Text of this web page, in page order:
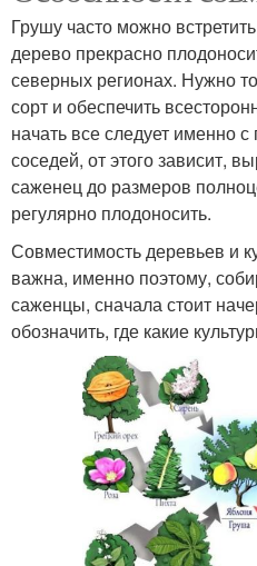
Грушу часто можно
дерево прекрасно
северных регионах. Нужно
сорт и обеспечить
начать все следует именно
соседей, от этого зависит,
саженец до размеров
регулярно плодоносить.
Совместимость деревьев и
важна, именно поэтому,
саженцы, сначала стоит
обозначить, где какие